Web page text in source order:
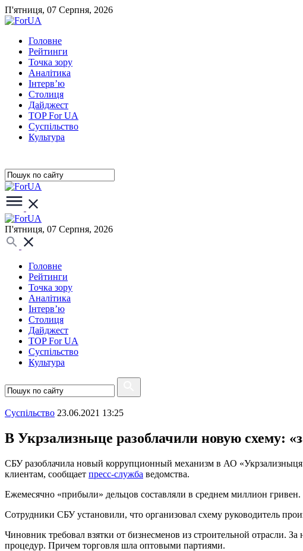
П'ятниця, 07 Серпня, 2026
Головне
Рейтинги
Точка зору
Аналітика
Інтерв’ю
Столиця
Дайджест
TOP For UA
Суспiльство
Культура
П'ятниця, 07 Серпня, 2026
Головне
Рейтинги
Точка зору
Аналітика
Інтерв’ю
Столиця
Дайджест
TOP For UA
Суспiльство
Культура
Суспiльство 23.06.2021 13:25
В Укрзализныце разоблачили новую схему:
СБУ разоблачила новый коррупционный механизм в АО
клиентам, сообщает пресс-служба ведомства.
Ежемесячно «прибыли» дельцов составляли в среднем миллион гривен.
Сотрудники СБУ установили, что организовал схему руководитель
Чиновник требовал взятки от бизнесменов из строительной отрасли.
процедур. Причем торговля шла оптовыми партиями.